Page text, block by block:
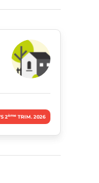
2èmeTRIM. 2026